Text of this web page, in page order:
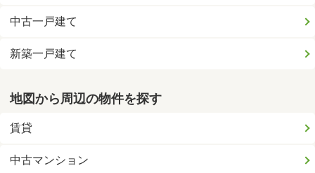
中古一戸建て
新築一戸建て
地図から周辺の物件を探す
賃貸
中古マンション